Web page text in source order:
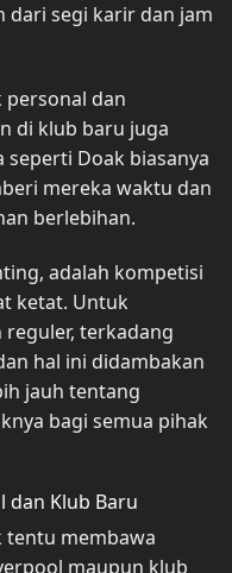
dari segi karir dan jam
personal dan
di klub baru juga
Doak biasanya
mereka waktu dan
berlebihan.
adalah kompetisi
ketat. Untuk
terkadang
hal ini didambakan
jauh tentang
bagi semua pihak
dan Klub Baru
tentu membawa
maupun klub